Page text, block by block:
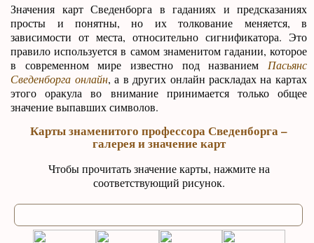
Значения карт Сведенборга в гаданиях и предсказаниях
просты и понятны, но их толкование меняется, в
зависимости от места, относительно сигнификатора. Это
правило используется в самом знаменитом гадании, которое
в современном мире известно под названием Пасьянс
Сведенборга онлайн, а в других онлайн раскладах на картах
этого оракула во внимание принимается только общее
значение выпавших символов.
Карты знаменитого профессора Сведенборга –
галерея и значение карт
Чтобы прочитать значение карты, нажмите на
соответствующий рисунок.